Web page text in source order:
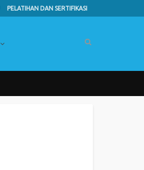
PELATIHAN DAN SERTIFIKASI